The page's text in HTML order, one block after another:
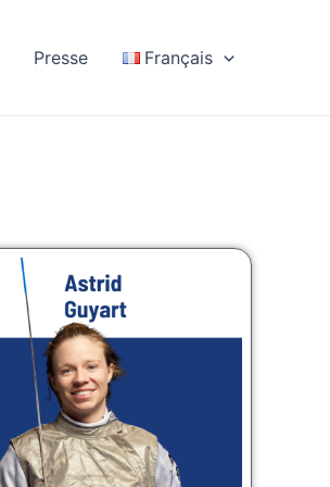
Presse Français